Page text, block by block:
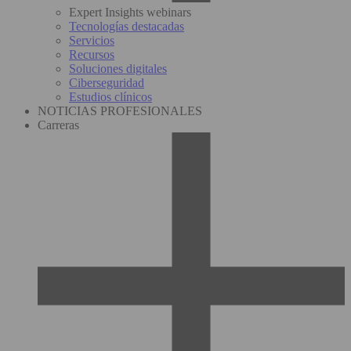
Expert Insights webinars
Tecnologías destacadas
Servicios
Recursos
Soluciones digitales
Ciberseguridad
Estudios clínicos
NOTICIAS PROFESIONALES
Carreras